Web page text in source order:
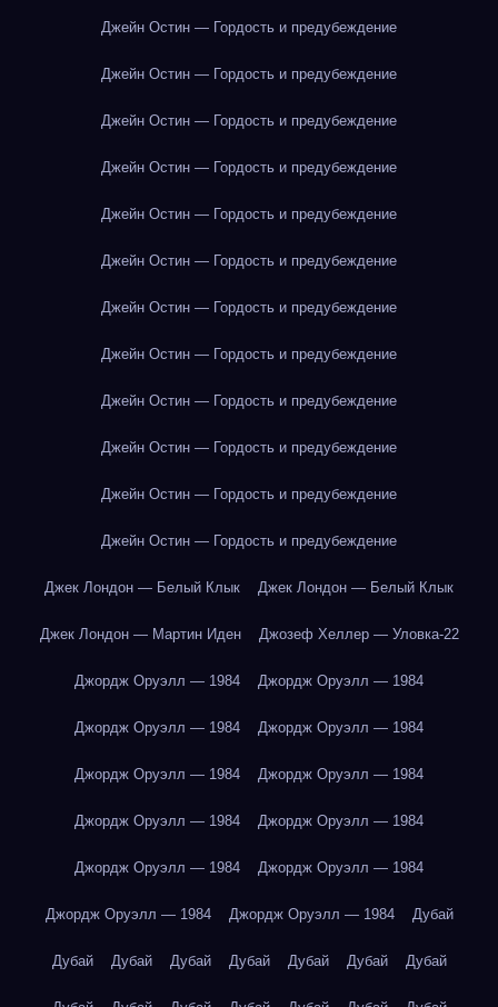
Джейн Остин — Гордость и предубеждение
Джейн Остин — Гордость и предубеждение
Джейн Остин — Гордость и предубеждение
Джейн Остин — Гордость и предубеждение
Джейн Остин — Гордость и предубеждение
Джейн Остин — Гордость и предубеждение
Джейн Остин — Гордость и предубеждение
Джейн Остин — Гордость и предубеждение
Джейн Остин — Гордость и предубеждение
Джейн Остин — Гордость и предубеждение
Джейн Остин — Гордость и предубеждение
Джейн Остин — Гордость и предубеждение
Джек Лондон — Белый Клык Джек Лондон — Белый Клык
Джек Лондон — Мартин Иден Джозеф Хеллер — Уловка-22
Джордж Оруэлл — 1984 Джордж Оруэлл — 1984
Джордж Оруэлл — 1984 Джордж Оруэлл — 1984
Джордж Оруэлл — 1984 Джордж Оруэлл — 1984
Джордж Оруэлл — 1984 Джордж Оруэлл — 1984
Джордж Оруэлл — 1984 Джордж Оруэлл — 1984
Джордж Оруэлл — 1984 Джордж Оруэлл — 1984 Дубай
Дубай Дубай Дубай Дубай Дубай Дубай Дубай